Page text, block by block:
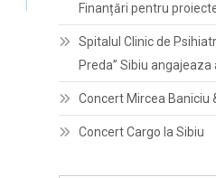
Finanțări pentru
Spitalul Clinic de
Preda” Sibiu
Concert Mircea Baniciu
Concert Cargo la Sibiu